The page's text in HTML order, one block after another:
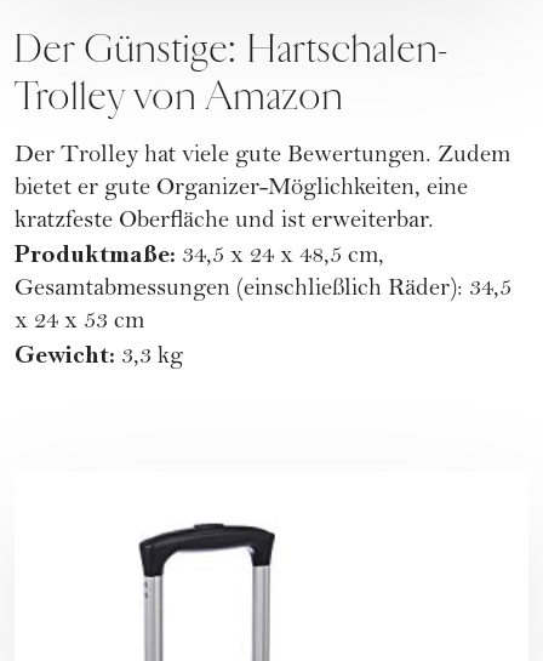
Der Günstige: Hartschalen-
Trolley von Amazon
Der Trolley hat viele gute Bewertungen. Zudem
bietet er gute Organizer-Möglichkeiten, eine
kratzfeste Oberfläche und ist erweiterbar.
Produktmaße: 34,5 x 24 x 48,5 cm,
Gesamtabmessungen (einschließlich Räder): 34,5
x 24 x 53 cm
Gewicht: 3,3 kg